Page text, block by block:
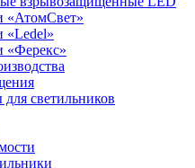
«АтомСвет»
«Ledel»
«Ферекс»
светильников